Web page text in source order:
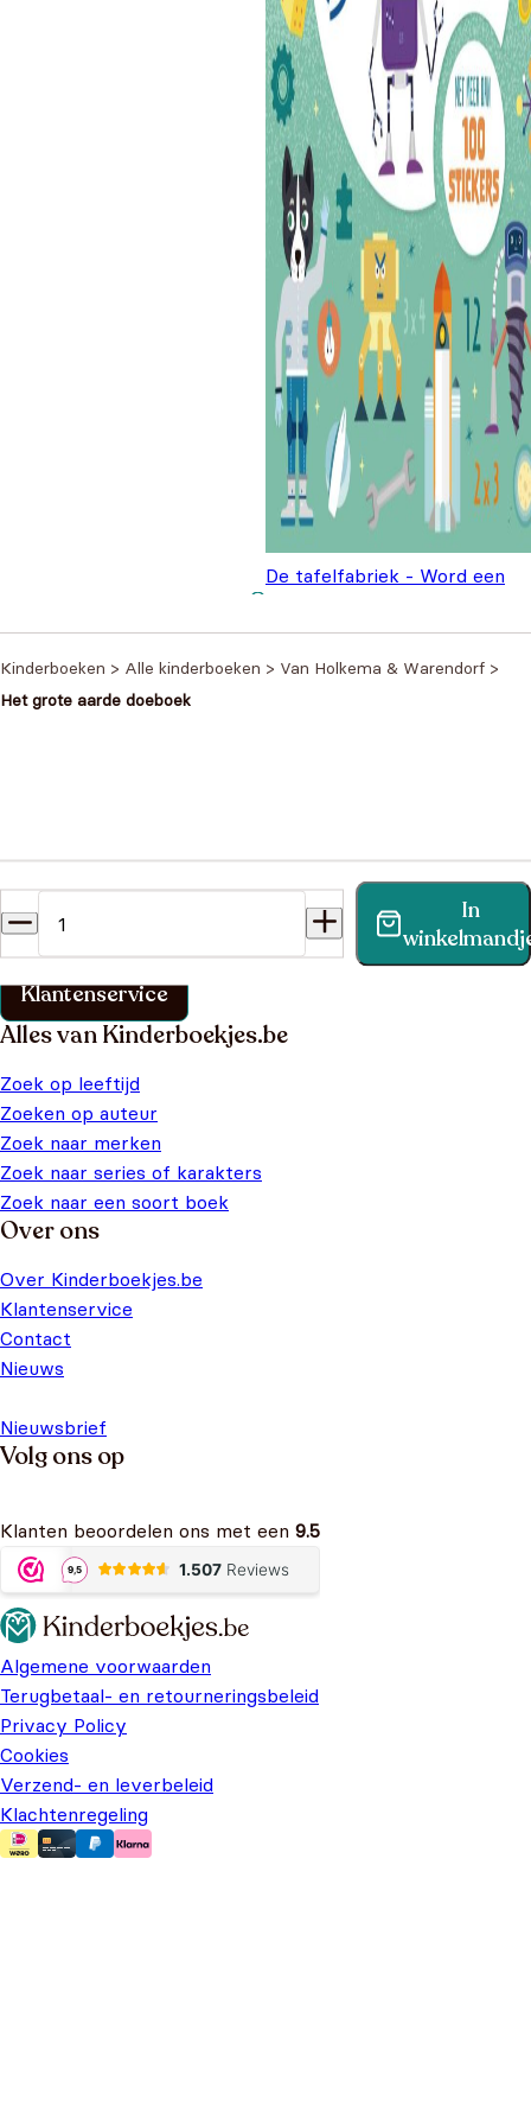
De tafelfabriek - Word een
Kinderboeken > Alle kinderboeken > Van Holkema & Warendorf >
Het grote aarde doeboek
In
Vind binnen no-time antwoord op je vraag op onze
klantenservice pagina.
Klantenservice
Alles van Kinderboekjes.be
Zoek op leeftijd
Zoeken op auteur
Zoek naar merken
Zoek naar series of karakters
Zoek naar een soort boek
Over ons
Over Kinderboekjes.be
Klantenservice
Contact
Nieuws
Nieuwsbrief
Volg ons op
Klanten beoordelen ons met een 9.5
Algemene voorwaarden
Terugbetaal- en retourneringsbeleid
Privacy Policy
Cookies
Verzend- en leverbeleid
Klachtenregeling